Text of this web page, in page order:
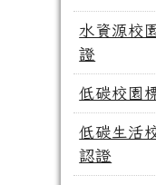
水資源校
證
低碳校園
低碳生活
認證